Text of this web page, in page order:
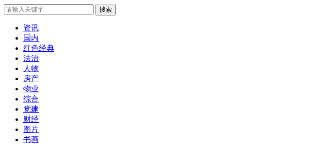
搜索
资讯
国内
红色经典
法治
人物
房产
物业
综合
党建
财经
图片
书画